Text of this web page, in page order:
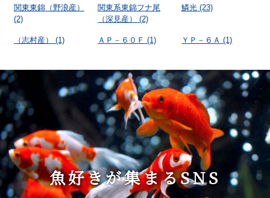
関東東錦（野浪産）
(2)
関東系東錦フナ尾
（深見産）
(2)
鱗光 (23)
（志村産） (1) ＡＰ－６０Ｆ (1) ＹＰ－６Ａ (1)
魚好きが集まるSNS